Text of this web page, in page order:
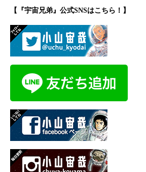
【『宇宙兄弟』公式SNSはこちら！】